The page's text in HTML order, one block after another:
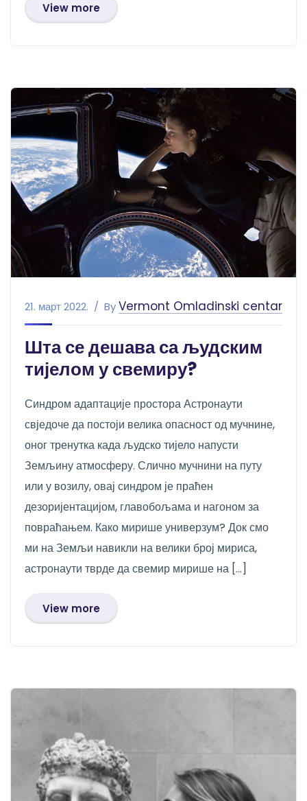
View more
21. март 2022. ByVermont Omladinski centar
Шта се дешава са људским
тијелом у свемиру?
Синдром адаптације простора Астронаути
свједоче да постоји велика опасност од мучнине,
оног тренутка када људско тијело напусти
Земљину атмосферу. Слично мучнини на путу
или у возилу, овај синдром је праћен
дезоријентацијом, главобољама и нагоном за
повраћањем. Како мирише универзум? Док смо
ми на Земљи навикли на велики број мириса,
астронаути тврде да свемир мирише на […]
View more